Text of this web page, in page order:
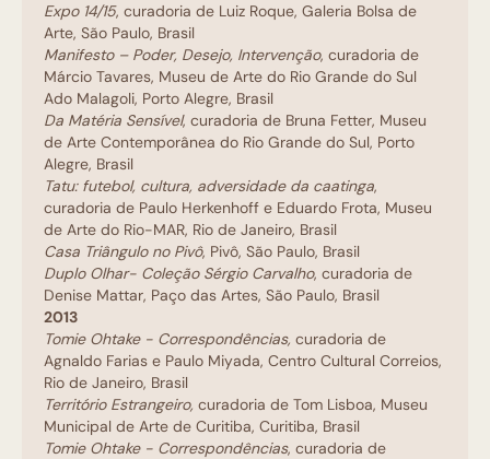
Expo 14/15, curadoria de Luiz Roque, Galeria Bolsa de
Arte, São Paulo, Brasil
Manifesto – Poder, Desejo, Intervenção, curadoria de
Márcio Tavares, Museu de Arte do Rio Grande do Sul
Ado Malagoli, Porto Alegre, Brasil
Da Matéria Sensível, curadoria de Bruna Fetter, Museu
de Arte Contemporânea do Rio Grande do Sul, Porto
Alegre, Brasil
Tatu: futebol, cultura, adversidade da caatinga,
curadoria de Paulo Herkenhoff e Eduardo Frota, Museu
de Arte do Rio-MAR, Rio de Janeiro, Brasil
Casa Triângulo no Pivô, Pivô, São Paulo, Brasil
Duplo Olhar- Coleção Sérgio Carvalho, curadoria de
Denise Mattar, Paço das Artes, São Paulo, Brasil
2013
Tomie Ohtake - Correspondências, curadoria de
Agnaldo Farias e Paulo Miyada, Centro Cultural Correios,
Rio de Janeiro, Brasil
Território Estrangeiro, curadoria de Tom Lisboa, Museu
Municipal de Arte de Curitiba, Curitiba, Brasil
Tomie Ohtake - Correspondências, curadoria de